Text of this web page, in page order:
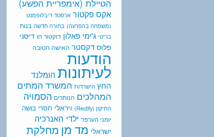
הטיילת (אימפריית הפשע)
אקס פקטור ארסטד דיבלופמנט
(משפחה בהפרעה) בחורה חדשה בנות
בריטי ג'ימי פאלון דוקטור הו דיסני
פלוס דקסטר האישה הטובההודעות
לעיתונות הומלנד
החץ הישרדות המשרד המתים
המהלכים הנותרים הסמויה
התיקון (Rectify) ויראלי חסרי בושה
יומני הערפד ילדי האנרכיה
ישראלי מד מן מחלקת